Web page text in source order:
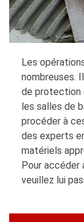
Les
nombreuses.
de protection
les salles de
procéder à
des experts
matériels
Pour accéder
veuillez lui